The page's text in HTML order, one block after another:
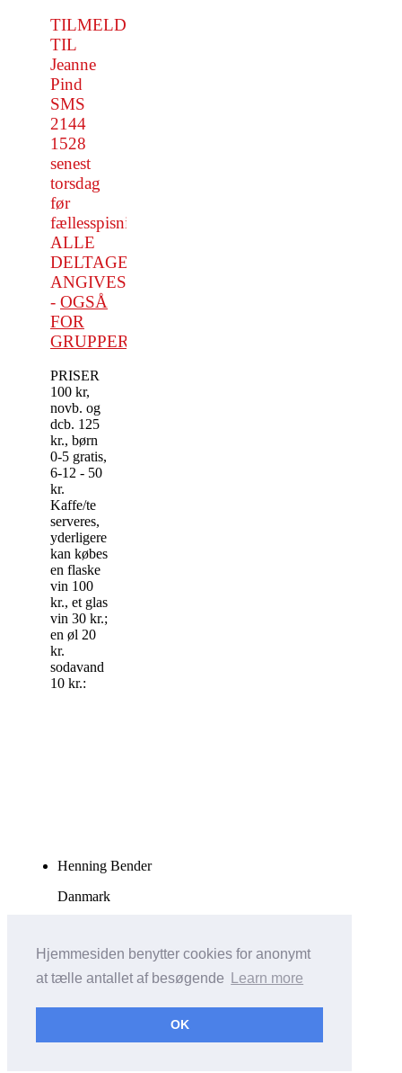
Hjemmesiden benytter cookies for anonymt
at tælle antallet af besøgende
Learn more
OK
TILMELDING
TIL
Jeanne
Pind
SMS
2144
1528
senest
torsdag
før
fællesspisning.
ALLE
DELTAGERE
ANGIVES
- OGSÅ
FOR
GRUPPER.
PRISER
100 kr,
novb. og
dcb. 125
kr., børn
0-5 gratis,
6-12 - 50
kr.
Kaffe/te
serveres,
yderligere
kan købes
en flaske
vin 100
kr., et glas
vin 30 kr.;
en øl 20
kr.
sodavand
10 kr.:
Henning Bender
Danmark
sbhoved12@gmail.com